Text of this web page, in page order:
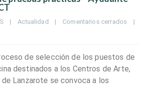
| Actualidad | Comentarios cerrados
|
de selección de los puestos de
destinados a los Centros de Arte,
Lanzarote se convoca a los